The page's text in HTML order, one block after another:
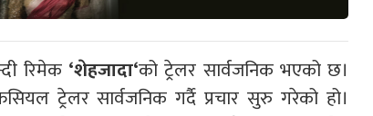
रिमेक ‘शेहजादा‘को ट्रेलर सार्वजनिक भएको छ।
ट्रेलर सार्वजनिक गर्दै प्रचार सुरु गरेको हो।